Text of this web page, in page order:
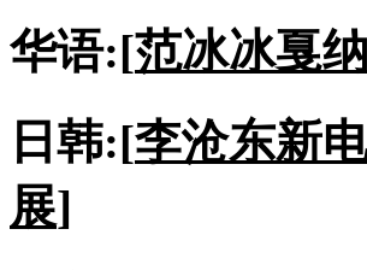
华语:[范冰冰戛
日韩:[李沧东新
展]